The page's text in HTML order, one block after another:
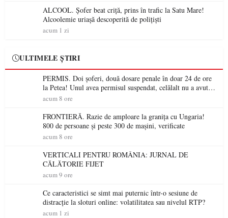
ALCOOL. Șofer beat criță, prins în trafic la Satu Mare!
Alcoolemie uriașă descoperită de polițiști
acum 1 zi
ULTIMELE ȘTIRI
PERMIS. Doi șoferi, două dosare penale în doar 24 de ore
la Petea! Unul avea permisul suspendat, celălalt nu a avut
niciodată permis
acum 8 ore
FRONTIERĂ. Razie de amploare la granița cu Ungaria!
800 de persoane și peste 300 de mașini, verificate
acum 8 ore
VERTICALI PENTRU ROMÂNIA: JURNAL DE
CĂLĂTORIE FIJET
acum 9 ore
Ce caracteristici se simt mai puternic într-o sesiune de
distracție la sloturi online: volatilitatea sau nivelul RTP?
acum 1 zi